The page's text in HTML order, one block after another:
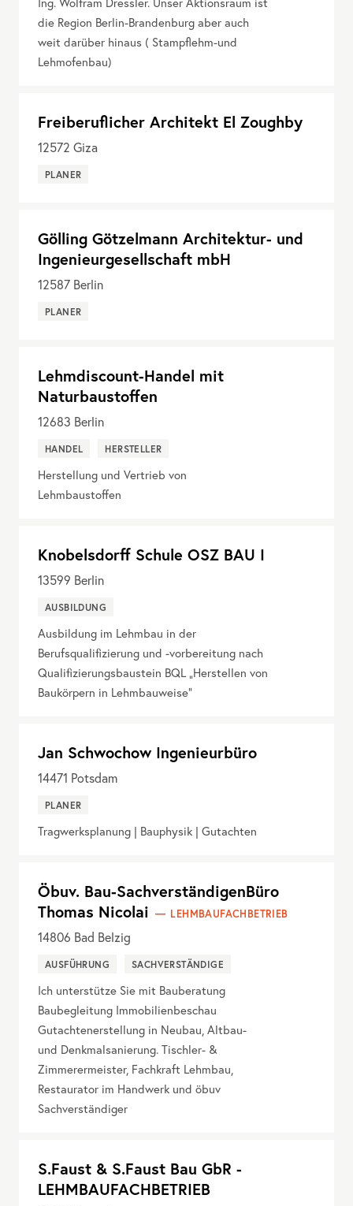
die Region Berlin-Brandenburg aber auch
weit darüber hinaus ( Stampflehm-und
Lehmofenbau)
Freiberuflicher Architekt El Zoughby
12572 Giza
PLANER
Gölling Götzelmann Architektur- und
Ingenieurgesellschaft mbH
12587 Berlin
PLANER
Lehmdiscount-Handel mit
Naturbaustoffen
12683 Berlin
HANDEL HERSTELLER
Herstellung und Vertrieb von
Lehmbaustoffen
Knobelsdorff Schule OSZ BAU I
13599 Berlin
AUSBILDUNG
Ausbildung im Lehmbau in der
Berufsqualifizierung und -vorbereitung nach
Qualifizierungsbaustein BQL „Herstellen von
Baukörpern in Lehmbauweise“
Jan Schwochow Ingenieurbüro
14471 Potsdam
PLANER
Tragwerksplanung | Bauphysik | Gutachten
Öbuv. Bau-SachverständigenBüro
Thomas Nicolai
LEHMBAUFACHBETRIEB
14806 Bad Belzig
AUSFÜHRUNG SACHVERSTÄNDIGE
Ich unterstütze Sie mit Bauberatung
Baubegleitung Immobilienbeschau
Gutachtenerstellung in Neubau, Altbau-
und Denkmalsanierung. Tischler- &
Zimmerermeister, Fachkraft Lehmbau,
Restaurator im Handwerk und öbuv
Sachverständiger
S.Faust & S.Faust Bau GbR -
LEHMBAUFACHBETRIEB